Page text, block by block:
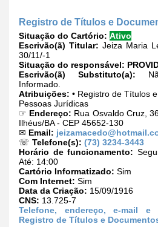
Registro de Títulos e
Situação do Cartório: Ativo
Escrivão(ã) Titular: Jeiza Maria
30/11/-1
Situação do responsável:
Escrivão(ã) Substituto(a):
Informado.
Atribuições: • Registro de Títulos
Pessoas Jurídicas
☞ Endereço: Rua Osvaldo Cruz,
Ilhéus/BA - CEP 45652-130
✉ Email:
☏ Telefone(s): (73) 3234-3443
Horário de funcionamento:
Até: 14:00
Cartório Informatizado: Sim
Com Internet: Sim
Data da Criação: 15/09/1916
CNS: 13.725-7
Telefone, endereço, e-mail
Registro de Títulos e